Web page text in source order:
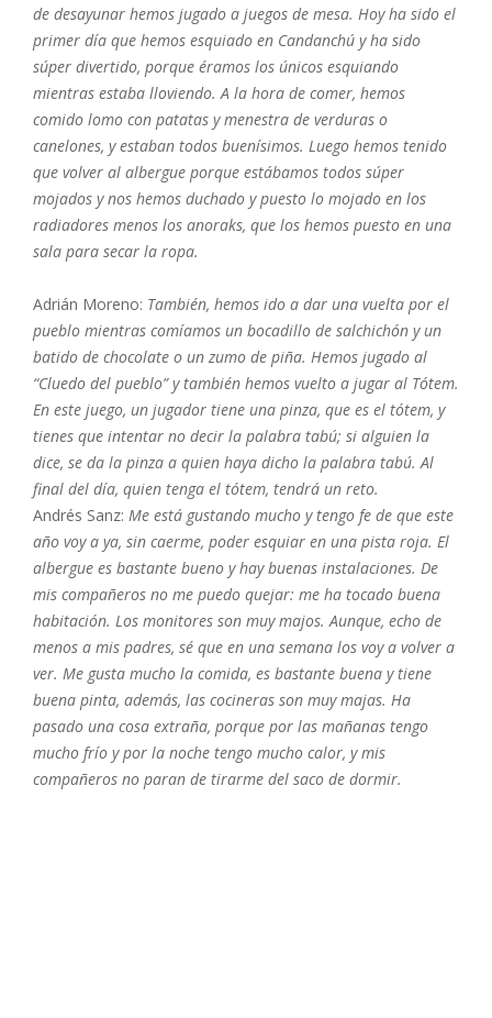
de desayunar hemos jugado a juegos de mesa. Hoy ha sido el
primer día que hemos esquiado en Candanchú y ha sido
súper divertido, porque éramos los únicos esquiando
mientras estaba lloviendo. A la hora de comer, hemos
comido lomo con patatas y menestra de verduras o
canelones, y estaban todos buenísimos. Luego hemos tenido
que volver al albergue porque estábamos todos súper
mojados y nos hemos duchado y puesto lo mojado en los
radiadores menos los anoraks, que los hemos puesto en una
sala para secar la ropa.
Adrián Moreno: También, hemos ido a dar una vuelta por el
pueblo mientras comíamos un bocadillo de salchichón y un
batido de chocolate o un zumo de piña. Hemos jugado al
“Cluedo del pueblo” y también hemos vuelto a jugar al Tótem.
En este juego, un jugador tiene una pinza, que es el tótem, y
tienes que intentar no decir la palabra tabú; si alguien la
dice, se da la pinza a quien haya dicho la palabra tabú. Al
final del día, quien tenga el tótem, tendrá un reto.
Andrés Sanz: Me está gustando mucho y tengo fe de que este
año voy a ya, sin caerme, poder esquiar en una pista roja. El
albergue es bastante bueno y hay buenas instalaciones. De
mis compañeros no me puedo quejar: me ha tocado buena
habitación. Los monitores son muy majos. Aunque, echo de
menos a mis padres, sé que en una semana los voy a volver a
ver. Me gusta mucho la comida, es bastante buena y tiene
buena pinta, además, las cocineras son muy majas. Ha
pasado una cosa extraña, porque por las mañanas tengo
mucho frío y por la noche tengo mucho calor, y mis
compañeros no paran de tirarme del saco de dormir.